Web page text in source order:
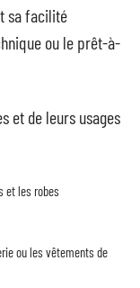
sa facilité
ou le prêt-à-
et de leurs usages
et les robes
ou les vêtements de